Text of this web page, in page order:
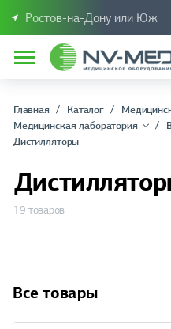
Ростов-на-Дону или
Главная Каталог
Медицинская лаборатория
Дистилляторы
19 товаров
Все товары